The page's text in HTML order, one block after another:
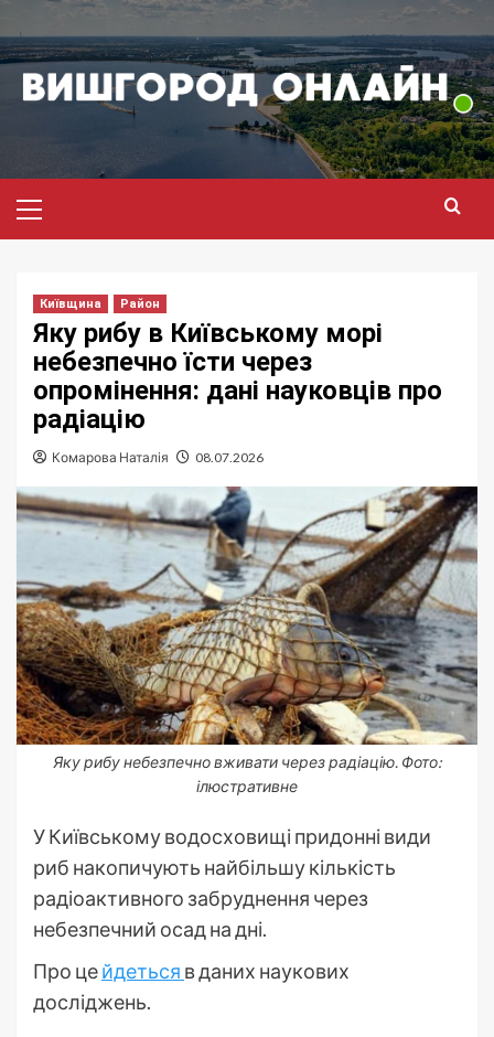
до
вмісту
меню
Київщина Район
Яку рибу в Київському морі
небезпечно їсти через
опромінення: дані науковців про
радіацію
Комарова Наталія 08.07.2026
Яку рибу небезпечно вживати через радіацію. Фото:
ілюстративне
У Київському водосховищі придонні види
риб накопичують найбільшу кількість
радіоактивного забруднення через
небезпечний осад на дні.
Про цейдеться в даних наукових
досліджень.